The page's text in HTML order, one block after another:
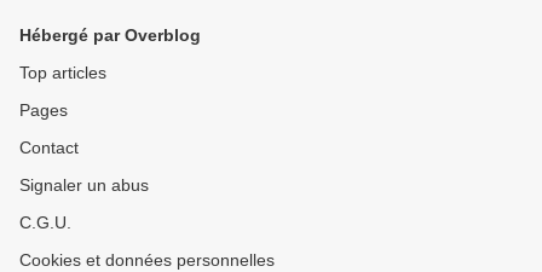
Hébergé par Overblog
Top articles
Pages
Contact
Signaler un abus
C.G.U.
Cookies et données personnelles